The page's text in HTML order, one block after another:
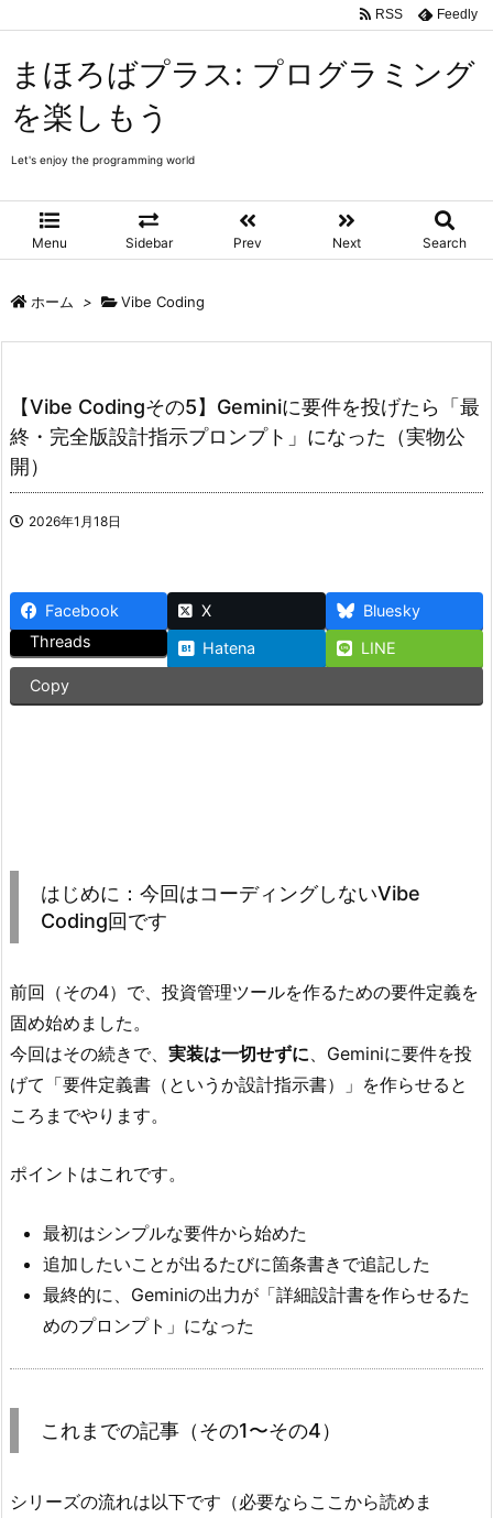
まほろばプラス: プログラミング
を楽しもう
Let's enjoy the programming world
Menu Sidebar Prev Next Search
RSS Feedly
ホーム > Vibe Coding
【Vibe Codingその5】Geminiに要件を投げたら「最
終・完全版設計指示プロンプト」になった（実物公
開）
2026年1月18日
Facebook X
Bluesky
Threads
Hatena
LINE
Copy
はじめに：今回はコーディングしないVibe
Coding回です
前回（その4）で、投資管理ツールを作るための要件定義を
固め始めました。
今回はその続きで、 実装は一切せずに 、Geminiに要件を投
げて「要件定義書（というか設計指示書）」を作らせると
ころまでやります。
ポイントはこれです。
最初はシンプルな要件から始めた
追加したいことが出るたびに箇条書きで追記した
最終的に、Geminiの出力が「詳細設計書を作らせるた
めのプロンプト」になった
これまでの記事（その1〜その4）
シリーズの流れは以下です（必要ならここから読めま